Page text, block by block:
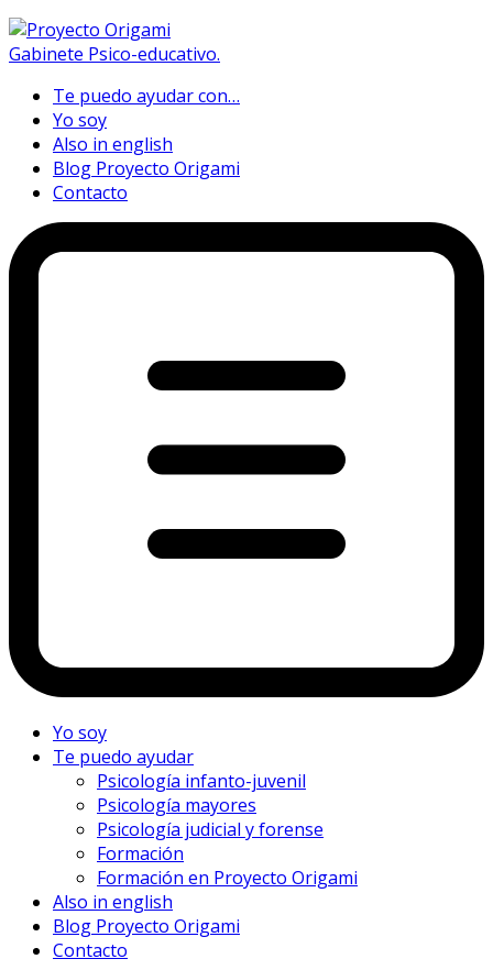
Te puedo ayudar con…
Yo soy
Also in english
Blog Proyecto Origami
Contacto
Yo soy
Te puedo ayudar
Psicología infanto-juvenil
Psicología mayores
Psicología judicial y forense
Formación
Formación en Proyecto Origami
Also in english
Blog Proyecto Origami
Contacto